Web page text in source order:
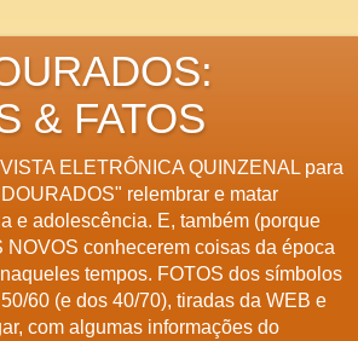
& FATOS
ELETRÔNICA QUINZENAL para
relembrar e matar
e adolescência. E, também (porque
NOVOS conhecerem coisas da época
tempos. FOTOS dos símbolos
60 (e dos 40/70), tiradas da WEB e
com algumas informações do